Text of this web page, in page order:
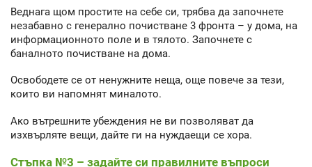
Веднага щом простите на себе си, трябва да започнете
незабавно с генерално почистване 3 фронта – у дома, на
информационното поле и в тялото. Започнете с
баналното почистване на дома.
Освободете се от ненужните неща, още повече за тези,
които ви напомнят миналото.
Ако вътрешните убеждения не ви позволяват да
изхвърляте вещи, дайте ги на нуждаещи се хора.
Стъпка №3 – задайте си правилните въпроси